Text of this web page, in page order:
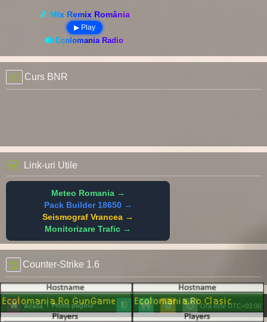
🎵 Mix Remix România
▶ Play
📻 Ecolomania Radio
Curs BNR
Link-uri Utile
Meteo Romania →
Pack Builder 18650 →
Seismograf Vrancea →
Monitorizare Trafic →
Counter-Strike 1.6
Acasă Prima pagină Ora este UTC+03:00